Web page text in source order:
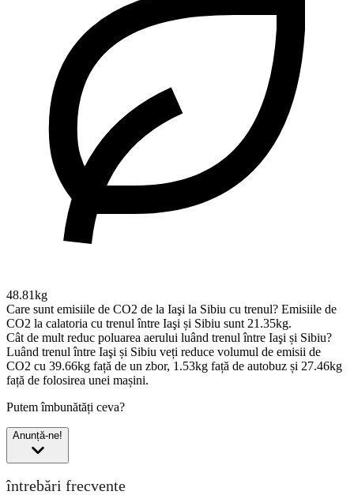
48.81kg
Care sunt emisiile de CO2 de la Iaşi la Sibiu cu trenul? Emisiile de
CO2 la calatoria cu trenul între Iaşi și Sibiu sunt 21.35kg.
Cât de mult reduc poluarea aerului luând trenul între Iaşi și Sibiu?
Luând trenul între Iaşi și Sibiu veți reduce volumul de emisii de
CO2 cu 39.66kg față de un zbor, 1.53kg față de autobuz și 27.46kg
față de folosirea unei mașini.
Putem îmbunătăți ceva?
Anunță-ne!
întrebări frecvente